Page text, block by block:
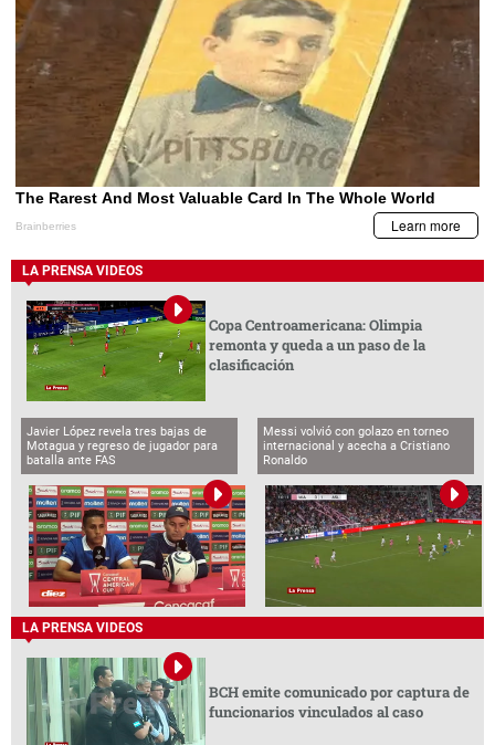
LA PRENSA VIDEOS
Copa Centroamericana: Olimpia
remonta y queda a un paso de la
clasificación
Javier López revela tres bajas de
Motagua y regreso de jugador para
batalla ante FAS
Messi volvió con golazo en torneo
internacional y acecha a Cristiano
Ronaldo
LA PRENSA VIDEOS
BCH emite comunicado por captura de
funcionarios vinculados al caso